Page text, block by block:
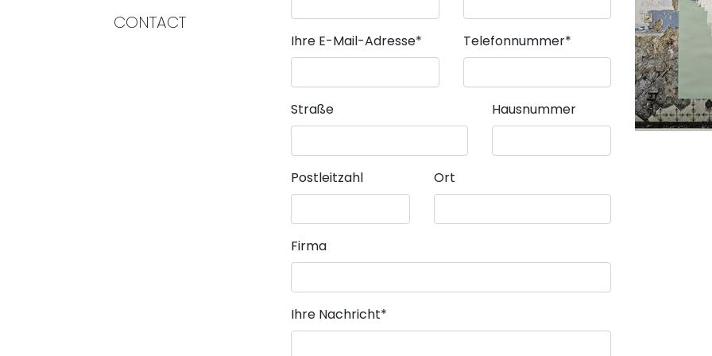
Pflichtfeld
Ihre E-Mail-Adresse* Pflichtfeld
Telefonnummer*
Straße Hausnummer
Postleitzahl Ort
Firma
Pflichtfeld
Ihre Nachricht*
CONTACT